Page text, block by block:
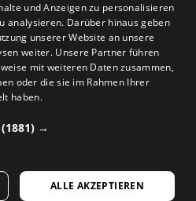
Allgemeine Geschäftsbedingungen
Sitemap
Siroko
SPANISH
ENGLISH
GREEK
und Anzeigen zu personalisieren
analysieren. Darüber hinaus geben
unserer Website an unsere
weiter. Unsere Partner führen
mit weiteren Daten zusammen,
oder die sie im Rahmen Ihrer
haben.
(1881) →
ALLE AKZEPTIEREN